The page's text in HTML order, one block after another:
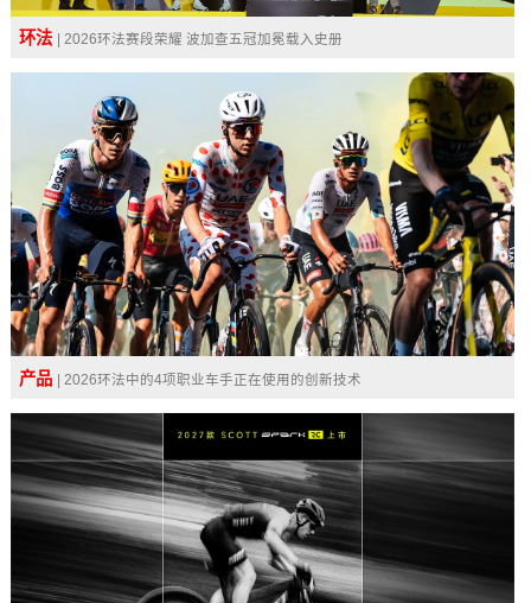
环法 | 2026环法赛段荣耀 波加查五冠加冕载入史册
产品 | 2026环法中的4项职业车手正在使用的创新技术